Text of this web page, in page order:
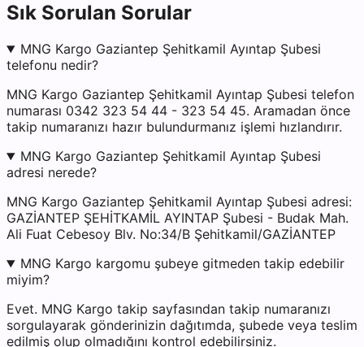
Sık Sorulan Sorular
MNG Kargo Gaziantep Şehitkamil Ayıntap Şubesi
telefonu nedir?
MNG Kargo Gaziantep Şehitkamil Ayıntap Şubesi telefon
numarası 0342 323 54 44 - 323 54 45. Aramadan önce
takip numaranızı hazır bulundurmanız işlemi hızlandırır.
MNG Kargo Gaziantep Şehitkamil Ayıntap Şubesi
adresi nerede?
MNG Kargo Gaziantep Şehitkamil Ayıntap Şubesi adresi:
GAZİANTEP ŞEHİTKAMİL AYINTAP Şubesi - Budak Mah.
Ali Fuat Cebesoy Blv. No:34/B Şehitkamil/GAZİANTEP
MNG Kargo kargomu şubeye gitmeden takip edebilir
miyim?
Evet. MNG Kargo takip sayfasından takip numaranızı
sorgulayarak gönderinizin dağıtımda, şubede veya teslim
edilmiş olup olmadığını kontrol edebilirsiniz.